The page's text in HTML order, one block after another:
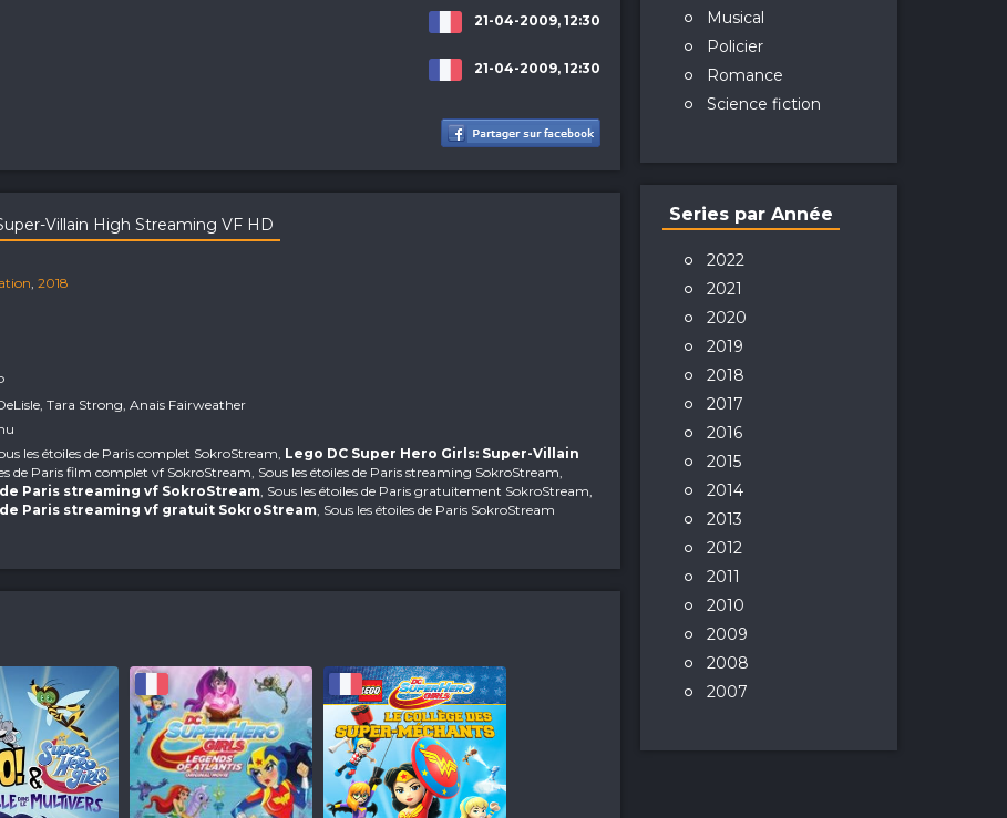
21-04-2009, 12:30
21-04-2009, 12:30
Villain High Streaming VF HD
,2018
Tara Strong, Anais Fairweather
les étoiles de Paris complet SokroStream, Lego DC Super Hero Girls: Super-Villain
de Paris film complet vf SokroStream, Sous les étoiles de Paris streaming SokroStream,
Paris streaming vf SokroStream, Sous les étoiles de Paris gratuitement SokroStream,
Paris streaming vf gratuit SokroStream, Sous les étoiles de Paris SokroStream
Musical
Policier
Romance
Science fiction
Series par Année
2022
2021
2020
2019
2018
2017
2016
2015
2014
2013
2012
2011
2010
2009
2008
2007